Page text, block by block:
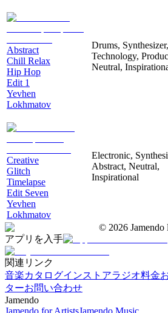
Abstract
Chill Relax
Hip Hop
Edit 1
Yevhen
Lokhmatov
Drums, Synthesizer,
Technology,
Neutral,
Creative
Glitch
Timelapse
Edit Seven
Yevhen
Lokhmatov
Electronic,
Abstract, Neutral,
Inspirational
© 2026
アプリを入手
関連リンク
音楽カタログインストアラジオ料金
ターお問い合わせ
Jamendo
Jamendo for ArtistsJamendo Music